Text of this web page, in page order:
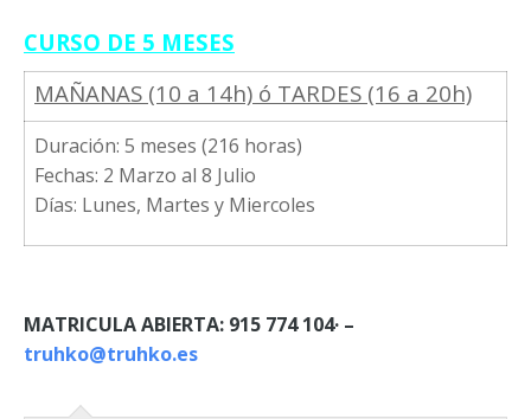
CURSO DE 5 MESES
MAÑANAS (10 a 14h) ó TARDES (16 a 20h)
Duración: 5 meses (216 horas)
Fechas: 2 Marzo al 8 Julio
Días: Lunes, Martes y Miercoles
MATRICULA ABIERTA: 915 774 104· –
truhko@truhko.es